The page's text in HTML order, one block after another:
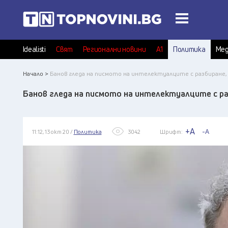
Idealisti Свят Регионални новини А1 Политика
Начало > Банов гледа на писмото на интелектуалците с разбиране,
Банов гледа на писмото на интелектуалците с
11:12, 13 окт 20 / Политика 3042 Шрифт: +A -A